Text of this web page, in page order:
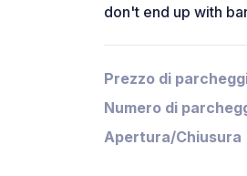
don't end up with
Prezzo di
Numero di
Apertura/Chiusura